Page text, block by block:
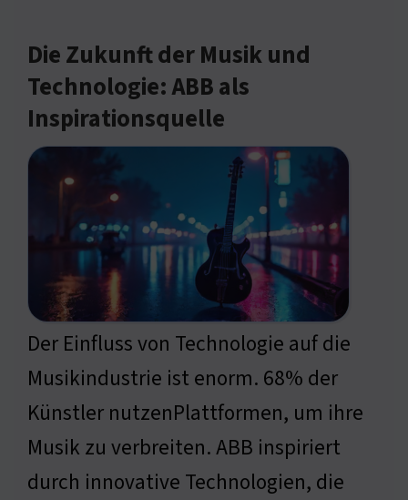
Die Zukunft der Musik und
Technologie: ABB als
Inspirationsquelle
Der Einfluss von Technologie auf die
Musikindustrie ist enorm. 68% der
Künstler nutzenPlattformen, um ihre
Musik zu verbreiten. ABB inspiriert
durch innovative Technologien, die